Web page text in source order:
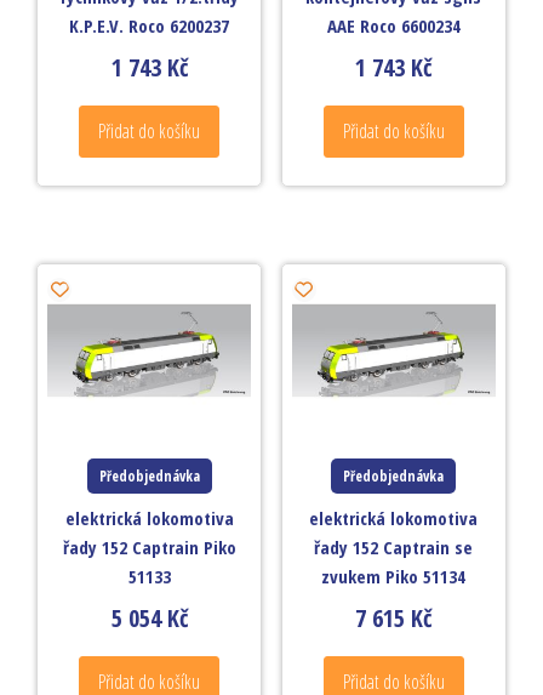
K.P.E.V. Roco 6200237
1 743 Kč
Přidat do košíku
AAE Roco 6600234
1 743 Kč
Přidat do košíku
Předobjednávka
elektrická lokomotiva
řady 152 Captrain Piko
51133
5 054Kč
Přidat do košíku
Předobjednávka
elektrická lokomotiva
řady 152 Captrain se
zvukem Piko 51134
7 615 Kč
Přidat do košíku